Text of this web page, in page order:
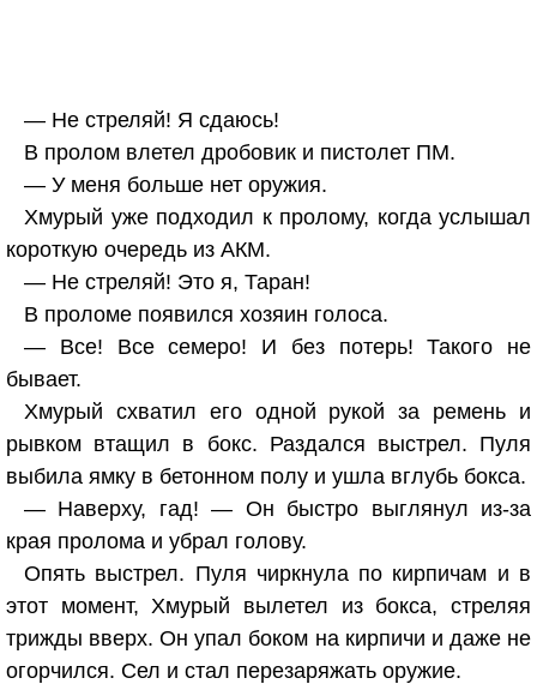
— Не стреляй! Я сдаюсь!
В пролом влетел дробовик и пистолет ПМ.
— У меня больше нет оружия.
Хмурый уже подходил к пролому, когда услышал
короткую очередь из АКМ.
— Не стреляй! Это я, Таран!
В проломе появился хозяин голоса.
— Все! Все семеро! И без потерь! Такого не
бывает.
Хмурый схватил его одной рукой за ремень и
рывком втащил в бокс. Раздался выстрел. Пуля
выбила ямку в бетонном полу и ушла вглубь бокса.
— Наверху, гад! — Он быстро выглянул из-за
края пролома и убрал голову.
Опять выстрел. Пуля чиркнула по кирпичам и в
этот момент, Хмурый вылетел из бокса, стреляя
трижды вверх. Он упал боком на кирпичи и даже не
огорчился. Сел и стал перезаряжать оружие.